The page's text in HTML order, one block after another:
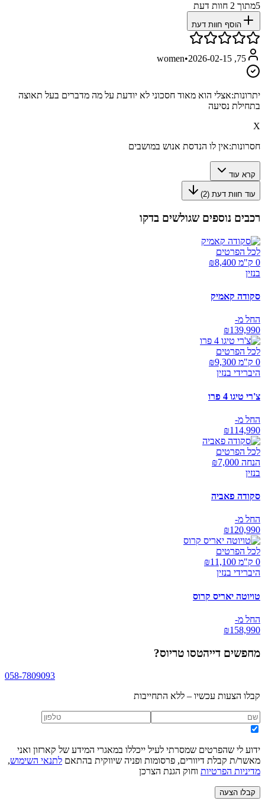
5מתוך 2 חוות דעת
הוסף חוות דעת
75, women
•2026-02-15
יתרונות:אצלי הוא מאוד חסכוני לא יודעת על מה מדברים בעל תאוצה
בתחילת נסיעה
X
חסרונות:אין לו הנדסת אנוש במושבים
קרא עוד
עוד חוות דעת (2
)
רכבים נוספים שגולשים בדקו
לכל הפרטים
0 ק"מ ₪
8,400
בנזין
סקודה קאמיק
החל מ-
₪139,990
לכל הפרטים
0 ק"מ ₪
9,300
היברידי בנזין
צ'רי טיגו 4 פרו
החל מ-
₪114,990
לכל הפרטים
הנחה ₪ 7,000
בנזין
סקודה פאביה
החל מ-
₪120,990
לכל הפרטים
0 ק"מ ₪
11,100
היברידי בנזין
טויוטה יאריס קרוס
החל מ-
₪158,990
מחפשים דייהטסו טריוס?
058-7809093
קבלו הצעות עכשיו – ללא התחייבות
ידוע לי שהפרטים שמסרתי לעיל ייכללו במאגרי המידע של קארזון ואני
מאשר/ת קבלת דיוורים, פרסומות ופניה שיווקית בהתאם לתנאי השימוש,
מדיניות הפרטיות וחוק הגנת הצרכן
קבלו הצעה